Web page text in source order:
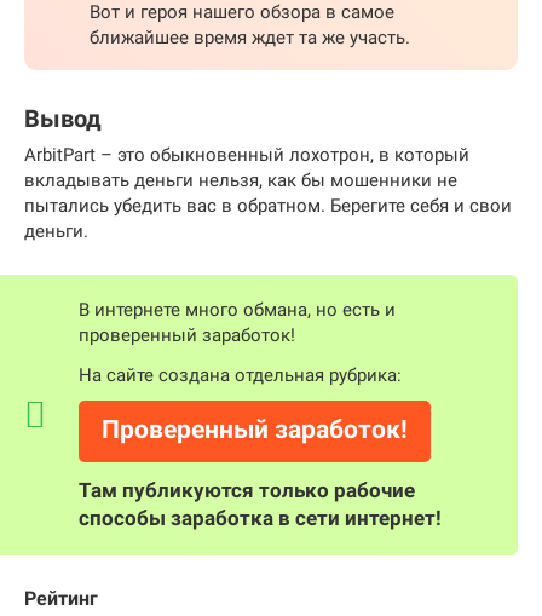
Вот и героя нашего обзора в самое
ближайшее время ждет та же участь.
Вывод
ArbitPart – это обыкновенный лохотрон, в который
вкладывать деньги нельзя, как бы мошенники не
пытались убедить вас в обратном. Берегите себя и свои
деньги.
В интернете много обмана, но есть и
проверенный заработок!
На сайте создана отдельная рубрика:
Проверенный заработок!
Там публикуются только рабочие
способы заработка в сети интернет!
Рейтинг